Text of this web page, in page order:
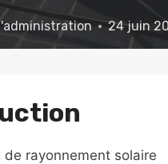
24 juin
de rayonnement solaire